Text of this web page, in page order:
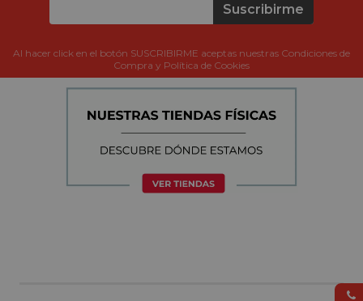
Suscribirme
Al hacer click en el botón SUSCRIBIRME aceptas nuestras Condiciones de
Compra y Política de Cookies